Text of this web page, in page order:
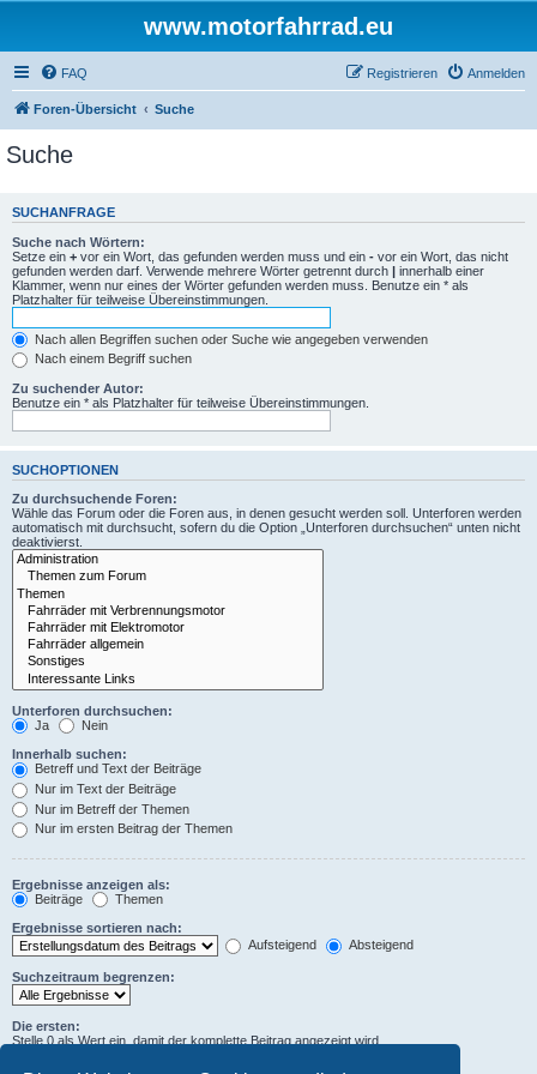
www.motorfahrrad.eu
FAQ Anmelden
Registrieren
Foren-Übersicht Suche
Suche
SUCHANFRAGE
Suche nach Wörtern:
Setze ein + vor ein Wort, das gefunden werden muss und ein - vor ein Wort, das nicht
gefunden werden darf. Verwende mehrere Wörter getrennt durch | innerhalb einer
Klammer, wenn nur eines der Wörter gefunden werden muss. Benutze ein * als
Platzhalter für teilweise Übereinstimmungen.
Nach allen Begriffen suchen oder Suche wie angegeben verwenden
Nach einem Begriff suchen
Zu suchender Autor:
Benutze ein * als Platzhalter für teilweise Übereinstimmungen.
SUCHOPTIONEN
Zu durchsuchende Foren:
Wähle das Forum oder die Foren aus, in denen gesucht werden soll. Unterforen werden
automatisch mit durchsucht, sofern du die Option „Unterforen durchsuchen“ unten nicht
deaktivierst.
Unterforen durchsuchen:
Ja
Nein
Innerhalb suchen:
Betreff und Text der Beiträge
Nur im Text der Beiträge
Nur im Betreff der Themen
Nur im ersten Beitrag der Themen
Ergebnisse anzeigen als:
Beiträge
Themen
Ergebnisse sortieren nach:
Aufsteigend
Absteigend
Suchzeitraum begrenzen:
Die ersten:
Stelle 0 als Wert ein, damit der komplette Beitrag angezeigt wird.